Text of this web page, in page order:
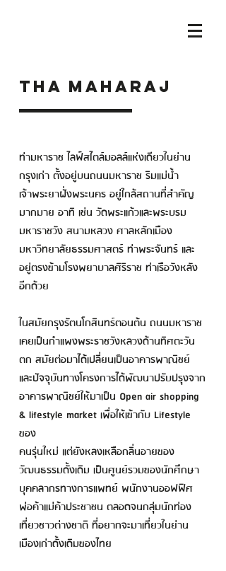
THA MAHARAJ
ท่ามหาราช ไลฟ์สไตล์มอลล์แห่งเดียวในย่าน
กรุงเก่า ตั้งอยู่บนถนนมหาราช ริมแม่น้ำ
เจ้าพระยาฝั่งพระนคร อยู่ใกล้สถานที่สำคัญ
มากมาย อาทิ เช่น วัดพระแก้วและพระบรม
มหาราชวัง สนามหลวง ศาลหลักเมือง
มหาวิทยาลัยธรรมศาสตร์ ท่าพระจันทร์ และ
อยู่ตรงข้ามโรงพยาบาลศิริราช ท่าเรือวังหลัง
อีกด้วย
ในสมัยกรุงรัตนโกสินทร์ตอนต้น ถนนมหาราช
เคยเป็นกำแพงพระราชวังหลวงด้านทิศตะวัน
ตก สมัยต่อมาได้เปลี่ยนเป็นอาคารพาณิชย์
และปัจจุบันทางโครงการได้พัฒนาปรับปรุงจาก
อาคารพาณิชย์ให้มาเป็น Open air shopping
& lifestyle market เพื่อให้เข้ากับ Lifestyle
ของ
คนรุ่นใหม่ แต่ยังหลงเหลือกลิ่นอายของ
วัฒนธรรมดั้งเดิม เป็นศูนย์รวมของนักศึกษา
บุคคลากรทางการแพทย์ พนักงานออฟฟิศ
พ่อค้าแม่ค้าประชาชน ตลอดจนกลุ่มนักท่อง
เที่ยวชาวต่างชาติ ที่อยากจะมาเที่ยวในย่าน
เมืองเก่าดั้งเดิมของไทย